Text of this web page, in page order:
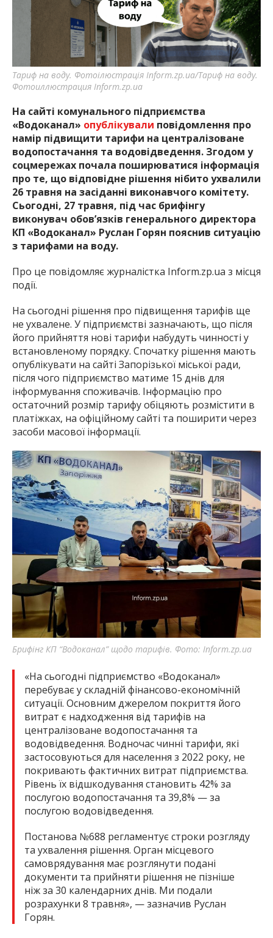
найважливішу інформацію про події
міста Запоріжжя та області.
Тариф на воду. Фотоілюстрація Inform.zp.ua/Тариф на воду.
Фотоиллюстрация Inform.zp.ua
На сайті комунального підприємства
«Водоканал» опублікували повідомлення про
намір підвищити тарифи на централізоване
водопостачання та водовідведення. Згодом у
соцмережах почала поширюватися інформація
про те, що відповідне рішення нібито ухвалили
26 травня на засіданні виконавчого комітету.
Сьогодні, 27 травня, під час брифінгу
виконувач обов’язків генерального директора
КП «Водоканал» Руслан Горян пояснив ситуацію
з тарифами на воду.
Про це повідомляє журналістка Inform.zp.ua з місця
події.
На сьогодні рішення про підвищення тарифів ще
не ухвалене. У підприємстві зазначають, що після
його прийняття нові тарифи набудуть чинності у
встановленому порядку. Спочатку рішення мають
опублікувати на сайті Запорізької міської ради,
після чого підприємство матиме 15 днів для
інформування споживачів. Інформацію про
остаточний розмір тарифу обіцяють розмістити в
платіжках, на офіційному сайті та поширити через
засоби масової інформації.
Брифінг КП “Водоканал” щодо тарифів. Фото: Inform.zp.ua
«На сьогодні підприємство «Водоканал»
перебуває у складній фінансово-економічній
ситуації. Основним джерелом покриття його
витрат є надходження від тарифів на
централізоване водопостачання та
водовідведення. Водночас чинні тарифи, які
застосовуються для населення з 2022 року, не
покривають фактичних витрат підприємства.
Рівень їх відшкодування становить 42% за
послугою водопостачання та 39,8% — за
послугою водовідведення.
Постанова №688 регламентує строки розгляду
та ухвалення рішення. Орган місцевого
самоврядування має розглянути подані
документи та прийняти рішення не пізніше
ніж за 30 календарних днів. Ми подали
розрахунки 8 травня», — зазначив Руслан
Горян.